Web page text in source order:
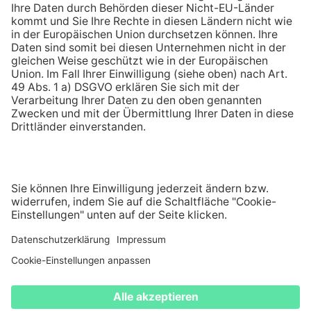
Seit über 110 Jahren größter Energieversorger in
der Pfalz und im Saarpfalz-Kreis
COMPLIANCE
COOKIE-EINSTELLUNGEN